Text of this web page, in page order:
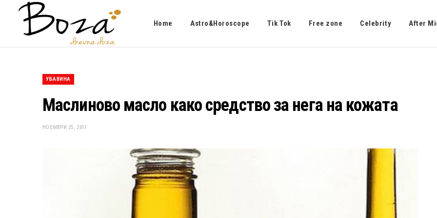
Home Astro&Horoscope Tik Tok Free zone Celebrity After
УБАВИНА
Маслиново масло како средство за нега на кожата
НОЕМВРИ 25, 2011